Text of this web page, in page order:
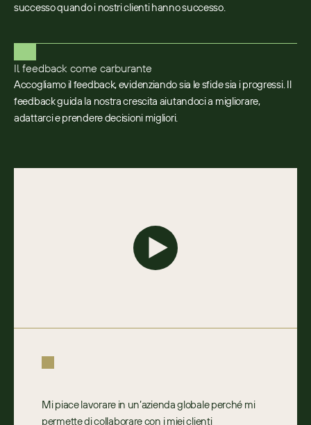
successo quando i nostri clienti hanno successo.
Il feedback come carburante
Accogliamo il feedback, evidenziando sia le sfide sia i progressi. Il
feedback guida la nostra crescita aiutandoci a migliorare,
adattarci e prendere decisioni migliori.
Mi piace lavorare in un’azienda globale perché mi
permette di collaborare con i miei clienti